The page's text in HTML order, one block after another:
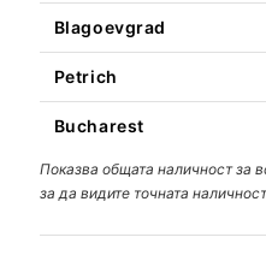
Blagoevgrad
Petrich
Bucharest
Показва общата наличност за
за да видите точната